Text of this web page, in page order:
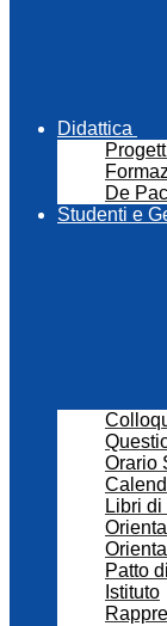
Didattica
De
Studenti e
Orario
Libri di
Patto
Istituto